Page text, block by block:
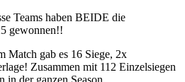
Teams haben BEIDE die
gewonnen!!
Match gab es 16 Siege, 2x
Zusammen mit 112 Einzelsiegen
in der ganzen Season.